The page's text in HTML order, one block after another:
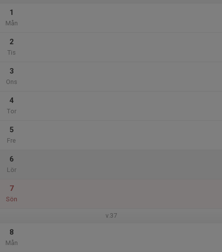
1
Mån
2
Tis
3
Ons
4
Tor
5
Fre
6
Lör
7
Sön
v.37
8
Mån